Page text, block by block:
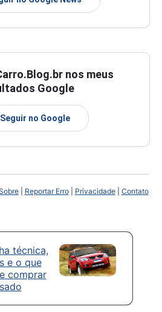
nos meus
Google
Seguir no Google
| Reportar Erro| Privacidade| Contato
técnica,
e o que
comprar